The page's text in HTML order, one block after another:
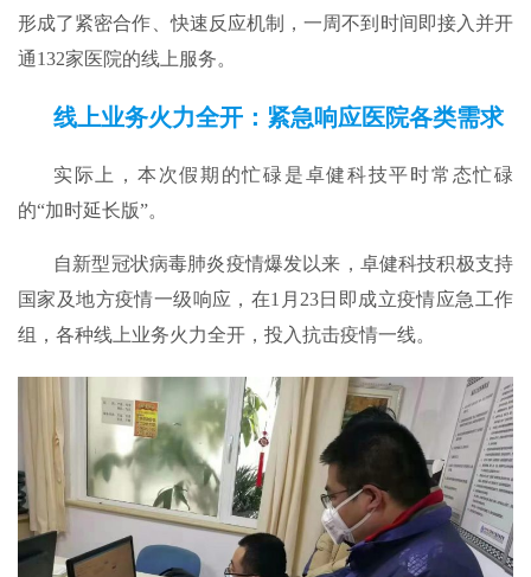
形成了紧密合作、快速反应机制，一周不到时间即接入并开
通132家医院的线上服务。
线上业务火力全开：紧急响应医院各类需求
实际上，本次假期的忙碌是卓健科技平时常态忙碌
的“加时延长版”。
自新型冠状病毒肺炎疫情爆发以来，卓健科技积极支持
国家及地方疫情一级响应，在1月23日即成立疫情应急工作
组，各种线上业务火力全开，投入抗击疫情一线。